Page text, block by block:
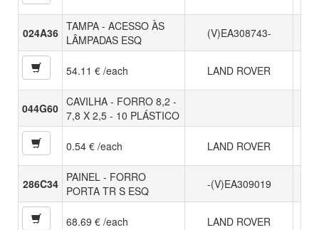
024A36 TAMPA - ACESSO ÀS
LÂMPADAS ESQ
(V)EA308743-
54.11 € /each LAND ROVER
044G60 CAVILHA - FORRO 8,2 -
7,8 X 2,5 - 10 PLÁSTICO
0.54 € /each LAND ROVER
286C34
PAINEL - FORRO
PORTA TR S ESQ
-(V)EA309019
68.69 € /each LAND ROVER